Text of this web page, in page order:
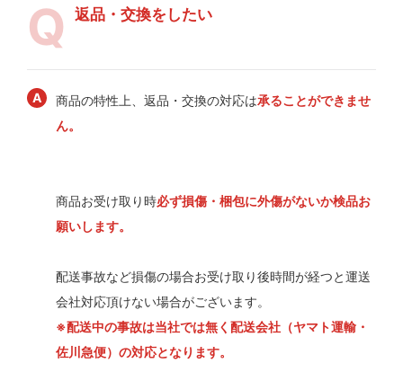
返品・交換をしたい
商品の特性上、返品・交換の対応は承ることができませ
ん。
商品お受け取り時必ず損傷・梱包に外傷がないか検品お
願いします。
配送事故など損傷の場合お受け取り後時間が経つと運送
会社対応頂けない場合がございます。
※配送中の事故は当社では無く配送会社（ヤマト運輸・
佐川急便）の対応となります。